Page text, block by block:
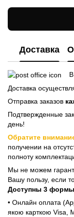
Доставка
В
Доставка
Отправка заказов
Подтвержденные
день!
Обратите
получении на
полноту
Мы не можем
Вашу пользу, если
Доступны 3
• Онлайн оплата
якою карткою Visa,